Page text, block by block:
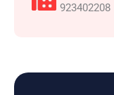
923402208